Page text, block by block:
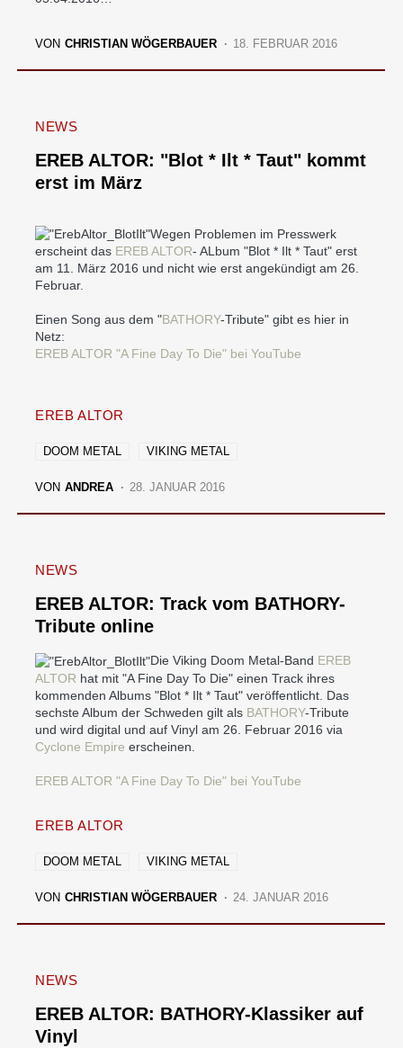
VON CHRISTIAN WÖGERBAUER 18. FEBRUAR 2016
NEWS
EREB ALTOR: "Blot * Ilt * Taut" kommt
erst im März
Wegen Problemen im Presswerk
erscheint das EREB ALTOR- ALbum "Blot * Ilt * Taut" erst
am 11. März 2016 und nicht wie erst angekündigt am 26.
Februar.
Einen Song aus dem "BATHORY-Tribute" gibt es hier in
Netz:
EREB ALTOR "A Fine Day To Die" bei YouTube
EREB ALTOR
DOOM METAL VIKING METAL
VON ANDREA 28. JANUAR 2016
NEWS
EREB ALTOR: Track vom BATHORY-
Tribute online
Die Viking Doom Metal-Band EREB
ALTOR hat mit "A Fine Day To Die" einen Track ihres
kommenden Albums "Blot * Ilt * Taut" veröffentlicht. Das
sechste Album der Schweden gilt als BATHORY-Tribute
und wird digital und auf Vinyl am 26. Februar 2016 via
Cyclone Empire erscheinen.
EREB ALTOR "A Fine Day To Die" bei YouTube
EREB ALTOR
DOOM METAL VIKING METAL
VON CHRISTIAN WÖGERBAUER 24. JANUAR 2016
NEWS
EREB ALTOR: BATHORY-Klassiker auf
Vinyl